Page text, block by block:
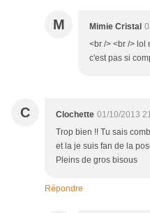
M Mimie Cristal
<br /> <br /> lol
c'est pas si
C Clochette 01/10/2013
Trop bien !! Tu sais
et la je suis fan de la
Pleins de gros bisous
Répondre